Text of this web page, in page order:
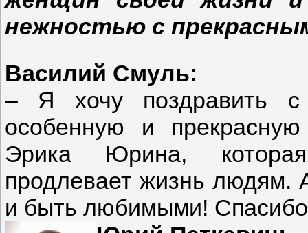
нежностью с
Василий Смуль:
– Я хочу поздравить
особенную и
Эрика Юрина,
продлевает жизнь
и быть любимыми! Спасибо